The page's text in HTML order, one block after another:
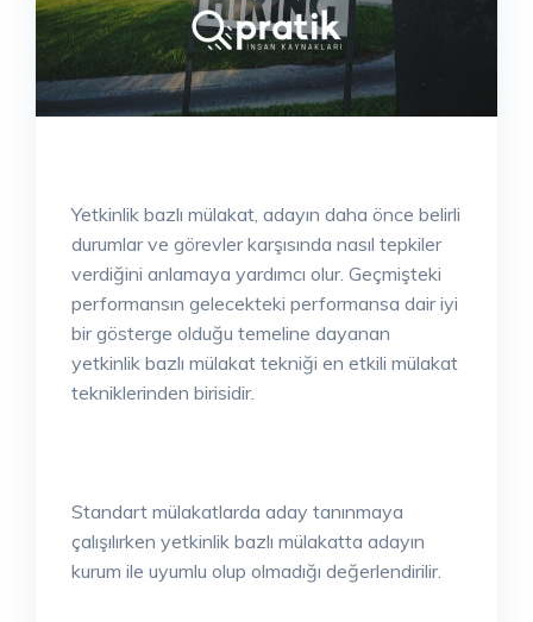
Yetkinlik bazlı mülakat, adayın daha önce belirli
durumlar ve görevler karşısında nasıl tepkiler
verdiğini anlamaya yardımcı olur. Geçmişteki
performansın gelecekteki performansa dair iyi
bir gösterge olduğu temeline dayanan
yetkinlik bazlı mülakat tekniği en etkili mülakat
tekniklerinden birisidir.
Standart mülakatlarda aday tanınmaya
çalışılırken yetkinlik bazlı mülakatta adayın
kurum ile uyumlu olup olmadığı değerlendirilir.